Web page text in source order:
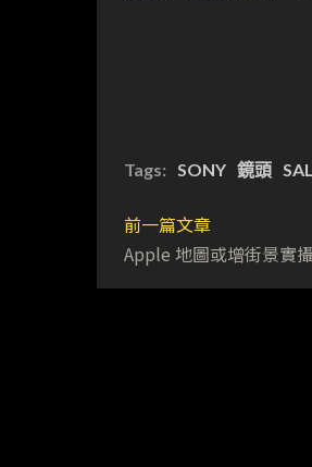
Tags: SONY 鏡頭
前一篇文章
Apple 地圖或增街景實